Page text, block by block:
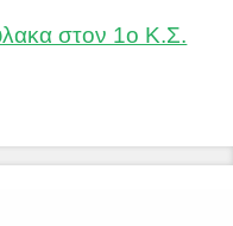
στον 1ο Κ.Σ.